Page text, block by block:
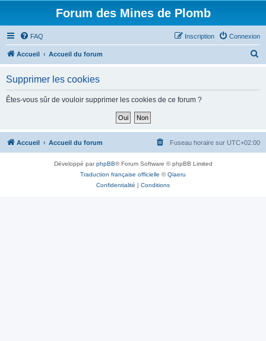
Forum des Mines de Plomb
FAQ Connexion
Inscription
Accueil Accueil du forum
h
Supprimer les cookies
Êtes-vous sûr de vouloir supprimer les cookies de ce forum ?
Accueil Accueil du forum Fuseau horaire sur UTC+02:00
Développé parphpBB® Forum Software © phpBB Limited
Traduction française officielle ©Qiaeru
Confidentialité | Conditions